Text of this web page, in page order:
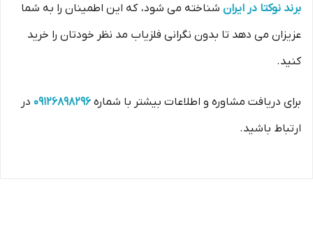
برند نوکتا در ایران شناخته می‌ شود، که این اطمینان را به شما
عزیزان می دهد تا بدون نگرانی فلزیاب مد نظر خودتان را خرید
کنید.
برای دریافت مشاوره و اطلاعات بیشتر با شماره 09126898296 در
ارتباط باشید.